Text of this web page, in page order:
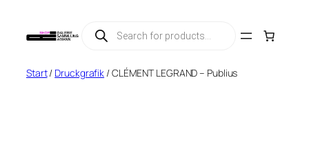
Inhalt
Products
search
Start/ Druckgrafik / CLÉMENT LEGRAND – Publius